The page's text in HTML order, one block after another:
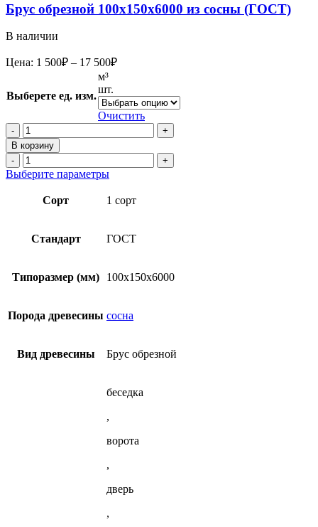
Брус обрезной 100х150х6000 из сосны (ГОСТ)
В наличии
Цена: 1 500₽ – 17 500₽Диапазон
500₽
–
17
500₽
Выберете ед. изм.
м³
шт.
Очистить
Количество
товара
Брус
обрезной
100х150х6000
сосны
В корзину
Количество
товара
Брус
обрезной
100х150х6000
сосны
(ГОСТ)
Выберите параметрыЭтот
имеет
Опции
на
Сорт 1 сорт
Стандарт ГОСТ
Типоразмер (мм) 100x150x6000
Порода древесины сосна
Вид древесины Брус обрезной
беседка
,
ворота
,
дверь
,